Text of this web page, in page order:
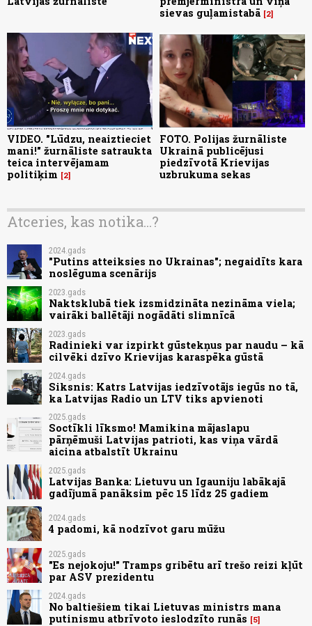
sievas guļamistabā 2
VIDEO. "Lūdzu, neaiztieciet
mani!" žurnāliste satraukta
teica intervējamam
politiķim
2
FOTO. Polijas žurnāliste
Ukrainā publicējusi
piedzīvotā Krievijas
uzbrukuma sekas
Atceries, kas notika...?
2024.gads
"Putins atteiksies no Ukrainas"; negaidīts kara
noslēguma scenārijs
2023.gads
Naktsklubā tiek izsmidzināta nezināma viela;
vairāki ballētāji nogādāti slimnīcā
2023.gads
Radinieki var izpirkt gūstekņus par naudu – kā
cilvēki dzīvo Krievijas karaspēka gūstā
2024.gads
Siksnis: Katrs Latvijas iedzīvotājs iegūs no tā,
ka Latvijas Radio un LTV tiks apvienoti
2025.gads
Soctīkli līksmo! Mamikina mājaslapu
pārņēmuši Latvijas patrioti, kas viņa vārdā
aicina atbalstīt Ukrainu
2025.gads
Latvijas Banka: Lietuvu un Igauniju labākajā
gadījumā panāksim pēc 15 līdz 25 gadiem
2024.gads
4 padomi, kā nodzīvot garu mūžu
2025.gads
"Es nejokoju!" Tramps gribētu arī trešo reizi kļūt
par ASV prezidentu
2024.gads
No baltiešiem tikai Lietuvas ministrs mana
putinismu atbrīvoto ieslodzīto runās
5